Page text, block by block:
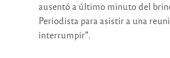
ausentó a último minuto del
Periodista para asistir a una
interrumpir”.